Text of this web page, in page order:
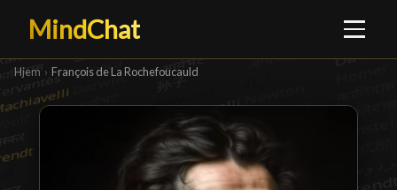
MindChat
Hjem › François de La Rochefoucauld